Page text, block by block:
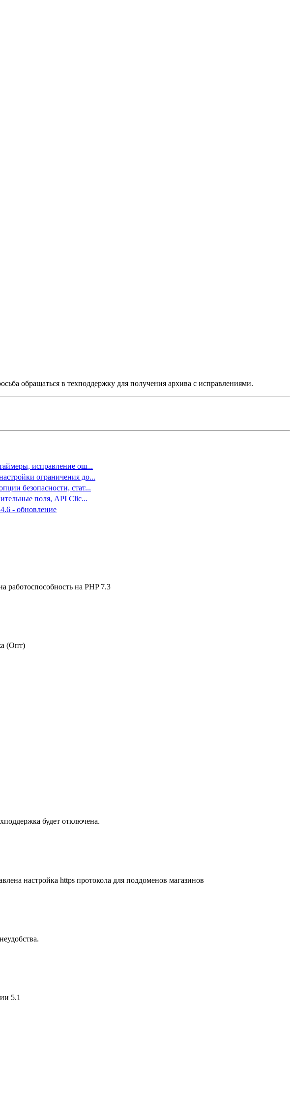
обращаться в техподдержку для получения архива с исправлениями.
исправление ош...
ограничения до...
безопасности, стат...
поля, API Clic...
- обновление
работоспособность на PHP 7.3
(Опт)
будет отключена.
настройка https протокола для поддоменов магазинов
5.1